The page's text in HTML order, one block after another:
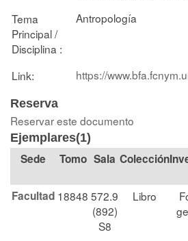
Tema
Principal /
Disciplina :
Antropología
Link: https://
Reserva
Reservar este documento
Ejemplares(1)
Tomo Sala Colección
Facultad 18848 572.9
(892)
S8
Libro